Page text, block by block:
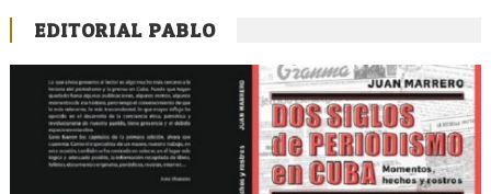
EDITORIAL PABLO